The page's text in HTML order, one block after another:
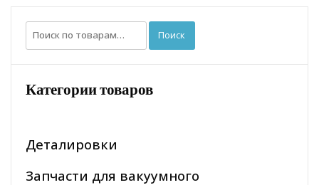
Искать: Поиск
Категории товаров
Деталировки
Запчасти для вакуумного